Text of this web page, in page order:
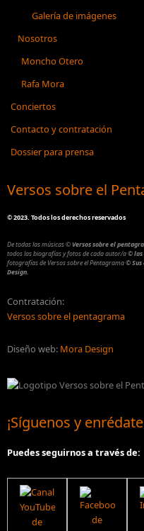
Galería de imágenes
Nosotros
Moncho Otero
Rafa Mora
Conciertos
Contacto y contratación
Dossier para prensa
Versos sobre el
©2023. Todos los derechos reservados
De todas las músicas© Versos sobre el
todos las biografías y fotos de cada autor/a© las
fotografías de Versos sobre el Pentagrama©
Design.
Contratación:
Versos sobre el pentagrama
Diseño web: Mora Design
¡Síguenos y
Puedes seguirnos a través de: